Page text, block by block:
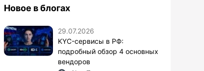
Новое в блогах
29.07.2026
KYC-сервисы в РФ:
подробный обзор 4 основных
вендоров